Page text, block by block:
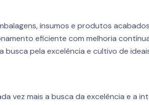
insumos e produtos
eficiente com melhoria
pela excelência e cultivo de
vez mais a busca da excelência e a